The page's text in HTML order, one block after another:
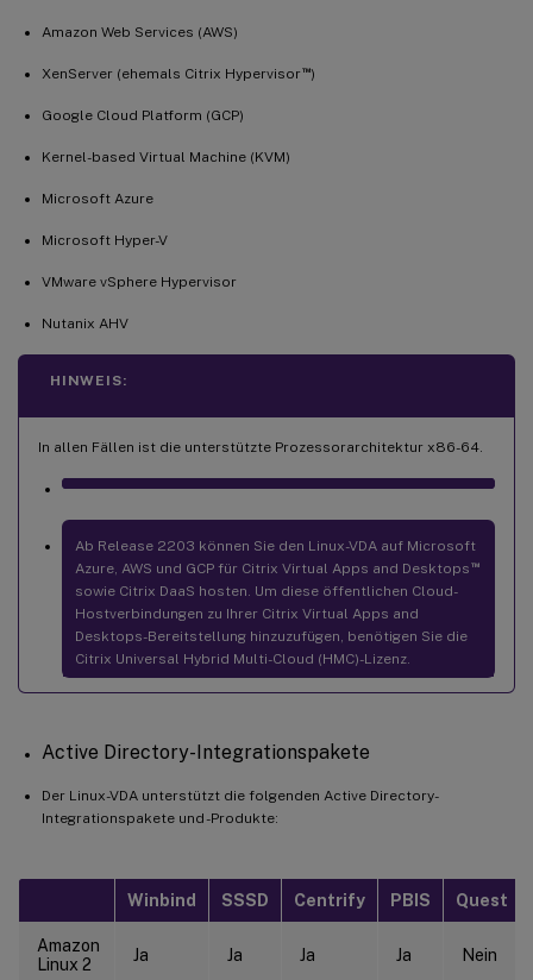
Amazon Web Services (AWS)
XenServer (ehemals Citrix Hypervisor™)
Google Cloud Platform (GCP)
Kernel-based Virtual Machine (KVM)
Microsoft Azure
Microsoft Hyper-V
VMware vSphere Hypervisor
Nutanix AHV
HINWEIS:
In allen Fällen ist die unterstützte Prozessorarchitektur x86-64.
Ab Release 2203 können Sie den Linux-VDA auf Microsoft
Azure, AWS und GCP für Citrix Virtual Apps and Desktops ™
sowie Citrix DaaS hosten. Um diese öffentlichen Cloud-
Hostverbindungen zu Ihrer Citrix Virtual Apps and
Desktops-Bereitstellung hinzuzufügen, benötigen Sie die
Citrix Universal Hybrid Multi-Cloud (HMC)-Lizenz.
Active Directory-Integrationspakete
Der Linux-VDA unterstützt die folgenden Active Directory-
Integrationspakete und -Produkte:
Winbind SSSD Centrify PBIS Quest
Amazon
Linux 2
Ja Ja Ja Ja Nein